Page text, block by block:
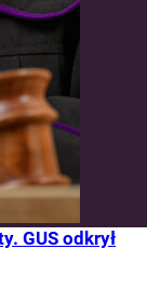
GUS odkrył